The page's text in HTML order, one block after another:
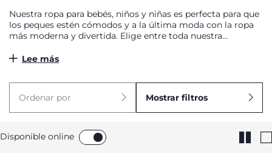
Nuestra ropa para bebés, niños y niñas es perfecta para que
los peques estén cómodos y a la última moda con la ropa
más moderna y divertida. Elige entre toda nuestra
las prendas más fresquitas y ligeras para el verano, hasta los
Lee más
Ordenar por Mostrar filtros
Disponible online